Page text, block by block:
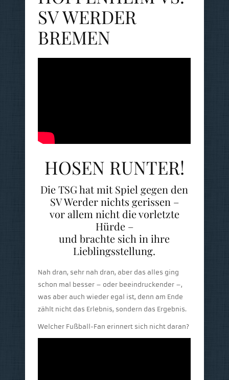
SV WERDER
BREMEN
HOSEN RUNTER!
Die TSG hat mit Spiel gegen den
SV Werder nichts gerissen –
vor allem nicht die vorletzte
Hürde –
und brachte sich in ihre
Lieblingsstellung.
Nah dran, sehr nah dran, aber das alles ging
schon mal besser – oder beeindruckender –,
was aber auch wieder egal ist, denn am Ende
zählt nicht das Erlebnis, sondern das Ergebnis.
Welcher Fußball-Fan erinnert sich nicht daran?